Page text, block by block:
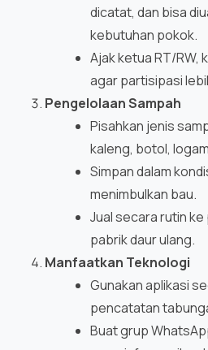
dicatat, dan bisa
kebutuhan pokok.
Ajak ketua RT/RW,
agar partisipasi
Pengelolaan Sampah
Pisahkan jenis
kaleng, botol,
Simpan dalam
menimbulkan bau.
Jual secara rutin
pabrik daur ulang.
Manfaatkan Teknologi
Gunakan aplikasi
pencatatan
Buat grup